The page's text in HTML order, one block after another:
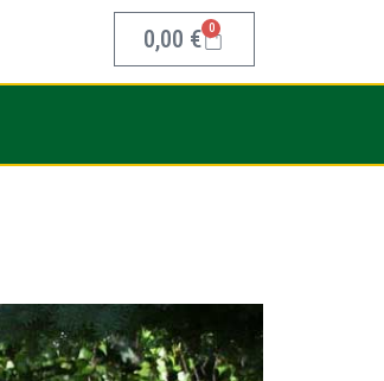
0,00 € 0